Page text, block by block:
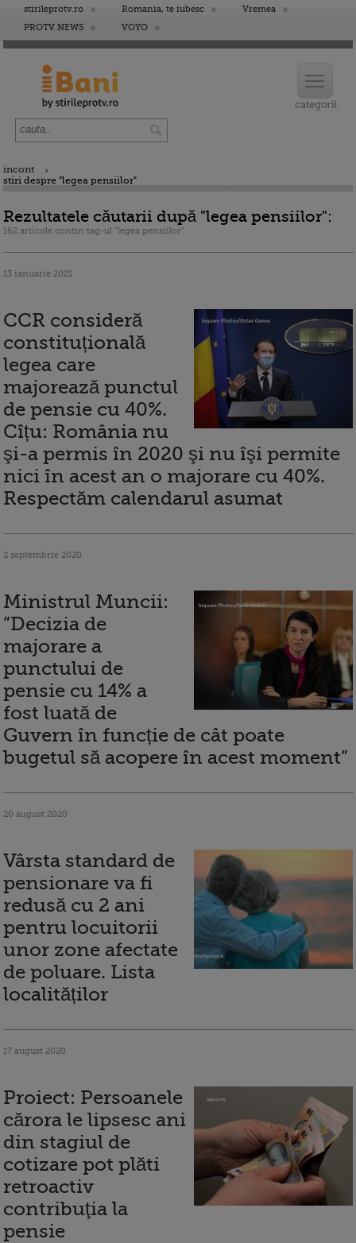
stirileprotv.ro Romania, te iubesc
Vremea
PROTV NEWS
VOYO
incont
stiri despre "legea pensiilor"
Rezultatele căutarii după "legea pensiilor":
162 articole contin tag-ul "legea pensiilor"
13 ianuarie 2021
CCR consideră
constituțională
legea care
majorează punctul
de pensie cu 40%.
Cîțu: România nu
şi-a permis în 2020 şi nu îşi permite
nici în acest an o majorare cu 40%.
Respectăm calendarul asumat
2 septembrie 2020
Ministrul Muncii:
”Decizia de
majorare a
punctului de
pensie cu 14% a
fost luată de
Guvern în funcție de cât poate
bugetul să acopere în acest moment”
20 august 2020
Vârsta standard de
pensionare va fi
redusă cu 2 ani
pentru locuitorii
unor zone afectate
de poluare. Lista
localităților
17 august 2020
Proiect: Persoanele
cărora le lipsesc ani
din stagiul de
cotizare pot plăti
retroactiv
contribuţia la
pensie